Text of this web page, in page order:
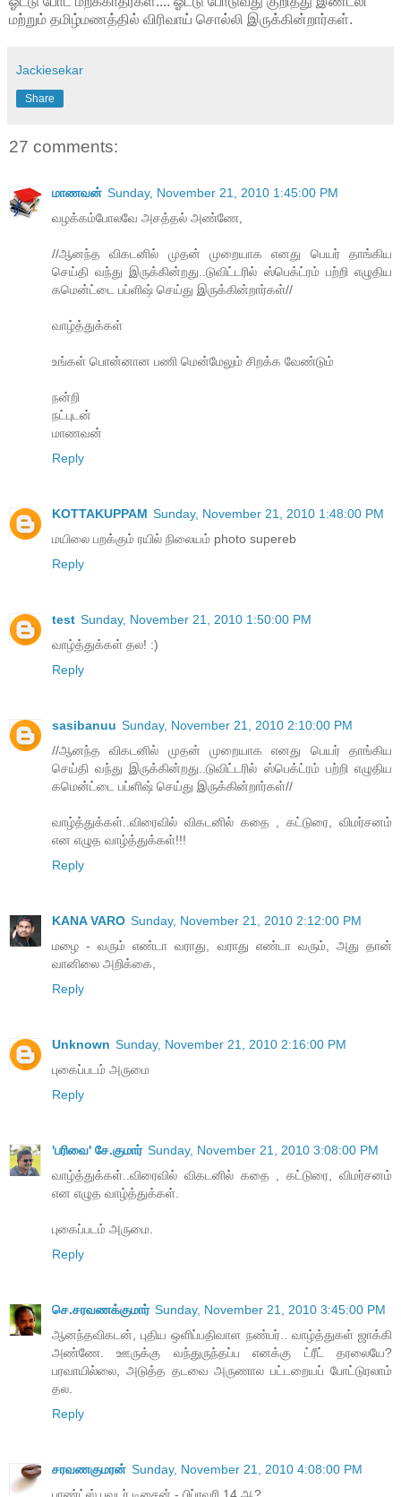
மற்றும் தமிழ்மணத்தில் விரிவாய் சொல்லி இருக்கின்றார்கள்.
Jackiesekar
Share
27 comments:
மாணவன் Sunday, November 21, 2010 1:45:00 PM
வழக்கம்போலவே அசத்தல் அண்ணே,
//ஆனந்த விகடனில் முதன் முறையாக எனது பெயர் தாங்கிய
செய்தி வந்து இருக்கின்றது..டுவிட்டரில் ஸ்பெக்ட்ரம் பற்றி எழுதிய
கமென்ட்டை பப்ளிஷ் செய்து இருக்கின்றார்கள்//
வாழ்த்துக்கள்
உங்கள் பொன்னான பணி மென்மேலும் சிறக்க வேண்டும்
நன்றி
நட்புடன்
மாணவன்
Reply
KOTTAKUPPAM Sunday, November 21, 2010 1:48:00 PM
மயிலை பறக்கும் ரயில் நிலையம் photo supereb
Reply
test Sunday, November 21, 2010 1:50:00 PM
வாழ்த்துக்கள் தல! :)
Reply
sasibanuu Sunday, November 21, 2010 2:10:00 PM
//ஆனந்த விகடனில் முதன் முறையாக எனது பெயர் தாங்கிய
செய்தி வந்து இருக்கின்றது..டுவிட்டரில் ஸ்பெக்ட்ரம் பற்றி எழுதிய
கமென்ட்டை பப்ளிஷ் செய்து இருக்கின்றார்கள்//
வாழ்த்துக்கள்..விரைவில் விகடனில் கதை , கட்டுரை, விமர்சனம்
என எழுத வாழ்த்துக்கள்!!!
Reply
KANA VARO Sunday, November 21, 2010 2:12:00 PM
மழை - வரும் எண்டா வராது, வராது எண்டா வரும், அது தான்
வானிலை அறிக்கை,
Reply
Unknown Sunday, November 21, 2010 2:16:00 PM
புகைப்படம் அருமை
Reply
'பரிவை' சே.குமார் Sunday, November 21, 2010 3:08:00 PM
வாழ்த்துக்கள்..விரைவில் விகடனில் கதை , கட்டுரை, விமர்சனம்
என எழுத வாழ்த்துக்கள்.
புகைப்படம் அருமை.
Reply
செ.சரவணக்குமார் Sunday, November 21, 2010 3:45:00 PM
ஆனந்தவிகடன், புதிய ஒளிப்பதிவாள நண்பர்.. வாழ்த்துகள் ஜாக்கி
அண்ணே. ஊருக்கு வந்துருந்தப்ப எனக்கு ட்ரீட் தரலையே?
பரவாயில்லை, அடுத்த தடவை அருணால பட்டறையப் போட்டுரலாம்
தல.
Reply
சரவணகுமரன் Sunday, November 21, 2010 4:08:00 PM